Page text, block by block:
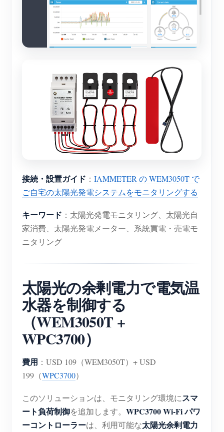
接続・設置ガイド ： IAMMETER の WEM3050T で
ご自宅の太陽光発電システムをモニタリングする
キーワード ：太陽光発電モニタリング、太陽光自
家消費、太陽光発電メーター、系統買電・売電モ
ニタリング
太陽光の余剰電力で電気温
水器を制御する
（WEM3050T +
WPC3700）
費用 ：USD 109（WEM3050T）+ USD
199（WPC3700）
このソリューションは、モニタリング環境にスマ
ート負荷制御を追加します。 WPC3700 Wi-Fi パワ
ーコントローラーは、利用可能な太陽光余剰電力